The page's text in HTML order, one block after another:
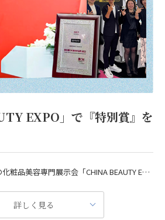
EXPO」で『特別賞』を
yamanoはアジア最大級の化粧品美容専門展示会「CHINA BEAUTY EXPO」に出展
た。CHINA BEAUTY EXPOはB to B 国際メイク貿易プラットホームとして、美容業界全ての産業チェーンにおける莫大な資源が集約されているだけでなく、展示会そのものの価値を高めることも力を入れています。
詳しく見る